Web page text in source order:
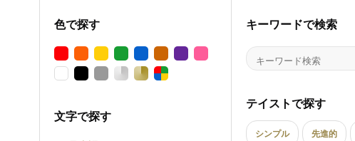
色で探す
文字で探す
キーワードで検索
テイストで探す
シンプル 先進的